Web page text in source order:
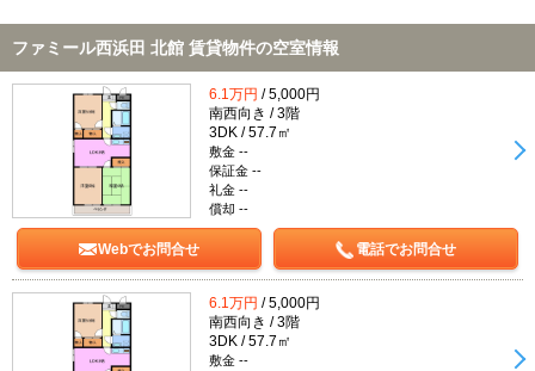
ファミール西浜田 北館 賃貸物件の空室情報
6.1万円 / 5,000円
南西向き / 3階
3DK / 57.7㎡
敷金 --
保証金 --
礼金 --
償却 --
Webでお問合せ 電話でお問合せ
6.1万円 / 5,000円
南西向き / 3階
3DK / 57.7㎡
敷金 --